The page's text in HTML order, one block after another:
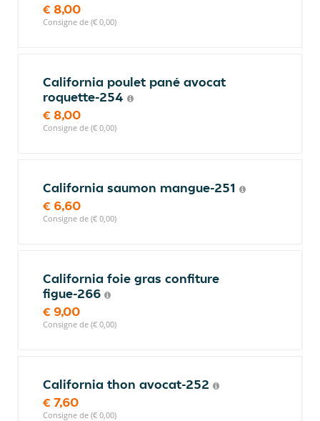
€ 8,00
Consigne de (€ 0,00)
California poulet pané avocat
roquette-254
€ 8,00
Consigne de (€ 0,00)
California saumon mangue-251
€ 6,60
Consigne de (€ 0,00)
California foie gras confiture
figue-266
€ 9,00
Consigne de (€ 0,00)
California thon avocat-252
€ 7,60
Consigne de (€ 0,00)